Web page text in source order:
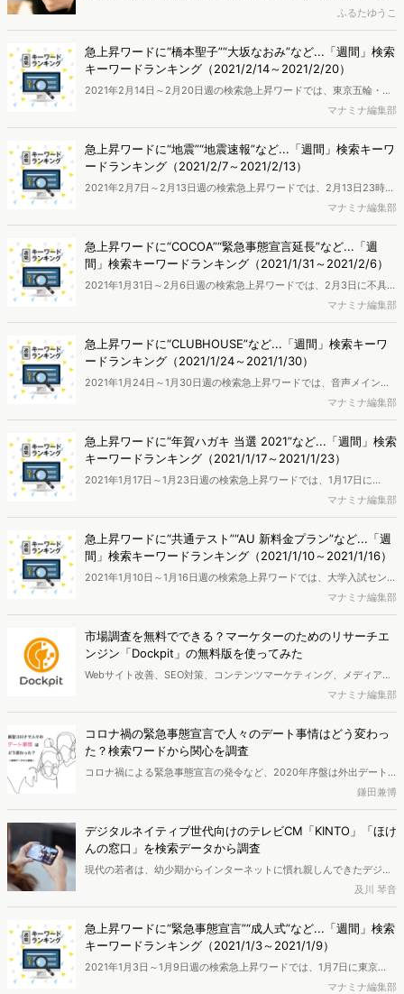
太郎電鉄 ～昭和 平成 令和も定番！～』（以下、桃鉄）が、発売から2
ヶ月もしないうちに累計販売本数200万本(ダウンロード版を含む)を
突破しました。 「桃鉄」はファミコン時代から30年以上続く人気す
ごろくゲーム。いま子どもと楽しんでいる親たちも、子どもの頃夢中
になったはず！今回はそんな「桃鉄」の快進撃をネットでの検索デー
タをもとに徹底リサーチします。
ふるたゆうこ
急上昇ワードに“橋本聖子”“大坂なおみ”など...「週間」検索
キーワードランキング（2021/2/14～2021/2/20）
2021年2月14日～2月20日週の検索急上昇ワードでは、東京五輪・パ
ラリンピック大会組織委員会の森喜朗会長の後任となった「橋本聖
子」会長の名前や、テニスの全豪オープンで優勝した「大坂なおみ」
選手の名前などで検索が急増しました。全国のモニター会員の協力に
より、ネット行動ログとユーザー属性情報を用いたマーケティング分
析を行い、検索キーワードランキングを作成しました。
マナミナ編集部
急上昇ワードに“地震”“地震速報”など...「週間」検索キーワ
ードランキング（2021/2/7～2021/2/13）
2021年2月7日～2月13日週の検索急上昇ワードでは、2月13日23時8
分頃に福島県沖を震源として発生した最大震度6強の地震に伴い、
「地震」や「地震速報」などの検索が急増しました。全国のモニター
会員の協力により、ネット行動ログとユーザー属性情報を用いたマー
ケティング分析を行い、検索キーワードランキングを作成しました。
マナミナ編集部
急上昇ワードに“COCOA”“緊急事態宣言延長”など...「週
間」検索キーワードランキング（2021/1/31～2021/2/6）
2021年1月31日～2月6日週の検索急上昇ワードでは、2月3日に不具合
が発覚した新型コロナウイルス接触確認アプリの「COCOA」や、2月
2日に10都府県で1カ月間延長すると決定された「緊急事態宣言延長」
などのキーワードで検索数が急増しました。全国のモニター会員の協
力により、ネット行動ログとユーザー属性情報を用いたマーケティン
グ分析を行い、検索キーワードランキングを作成しました。
マナミナ編集部
急上昇ワードに“CLUBHOUSE”など...「週間」検索キーワ
ードランキング（2021/1/24～2021/1/30）
2021年1月24日～1月30日週の検索急上昇ワードでは、音声メインの
新しいSNSアプリ「Clubhouse（クラブハウス）」が国内で急速に話
題となり、検索も急伸。アプリはiOS版しかなく、Android版はまだ提
供されていませんが、招待制ということもあり話題を集めています。
全国のモニター会員の協力により、ネット行動ログとユーザー属性情
報を用いたマーケティング分析を行い、検索キーワードランキングを
作成しました。
マナミナ編集部
急上昇ワードに“年賀ハガキ 当選 2021”など...「週間」検索
キーワードランキング（2021/1/17～2021/1/23）
2021年1月17日～1月23日週の検索急上昇ワードでは、1月17日に
『2021年用 お年玉付年賀はがき』抽選会が行われ当選番号が決まっ
たことを受けて、「年賀ハガキ 当選 2021」など年賀はがき関連の検
索が急増しました。全国のモニター会員の協力により、ネット行動ロ
グとユーザー属性情報を用いたマーケティング分析を行い、検索キー
ワードランキングを作成しました。
マナミナ編集部
急上昇ワードに“共通テスト”“AU 新料金プラン”など...「週
間」検索キーワードランキング（2021/1/10～2021/1/16）
2021年1月10日～1月16日週の検索急上昇ワードでは、大学入試センタ
ーのセンター試験に替わり1月16、17日に初めて実施された「共通テ
スト」のほか、KDDIが1月13日に発表した「au 新料金プラン」など
の検索が急増。au以外にもドコモの「アハモ」、ソフトバンクの
「SoftBank on LINE」の検索数も伸びており、各社の新しい低価格プ
ランに注目が集まっています。全国のモニター会員の協力により、ネ
ット行動ログとユーザー属性情報を用いたマーケティング分析を行
マナミナ編集部
市場調査を無料でできる？マーケターのためのリサーチエ
ンジン「Dockpit」の無料版を使ってみた
Webサイト改善、SEO対策、コンテンツマーケティング、メディアプ
ランニングなど、デジタルマーケティングに欠かせない市場調査や競
合調査、検索キーワード分析。これらが1つのツールで簡単に把握でき
る「Dockpit（ドックピット）」から、一部機能を無料で使える無料
版がリリースされました。無料でどんなことができるのか、マナミナ
編集部で早速試してみることに。本稿で詳しくレポートします。
マナミナ編集部
コロナ禍の緊急事態宣言で人々のデート事情はどう変わっ
た？検索ワードから関心を調査
コロナ禍による緊急事態宣言の発令など、2020年序盤は外出デート
には厳しい状況がありましたが、今回の調査で人々のデートへの関心
が復活してきた様子が明らかになりました。Web行動ログ分析ツール
「Dockpit」を用いて検索キーワード数の推移や季節比較、ワードネ
ットワークを分析し、デートにまつわるインサイトを調査しました。
鎌田兼博
デジタルネイティブ世代向けのテレビCM「KINTO」「ほけ
んの窓口」を検索データから調査
現代の若者は、幼少期からインターネットに慣れ親しんできたデジタ
ルネイティブ世代と呼ばれ、テレビ離れが進んでいると言われていま
す。テレビを持たないという選択が支持を得てきている中で、若年層
をターゲットにしたテレビCMは効果が期待できないと言われます
が、実際のところどうなのでしょうか。今回は、若者向けテレビCM
を2つ取り上げ、ブランドサイトへの流入との相関関係を調査するこ
とで、若者向けのテレビCM施策の効果を紐解いていきます。
及川 琴音
急上昇ワードに“緊急事態宣言”“成人式”など...「週間」検索
キーワードランキング（2021/1/3～2021/1/9）
2021年1月3日～1月9日週の検索急上昇ワードでは、1月7日に東京
都、神奈川県、千葉県、埼玉県を対象に発令された「緊急事態宣言」
マナミナ編集部